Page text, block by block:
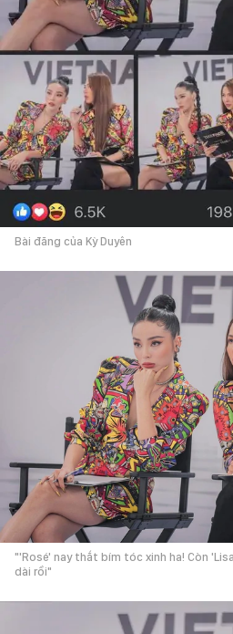
Bài đăng của Kỳ Duyên
"'Rosé' nay thắt bím tóc xinh ha! Còn
dài rồi"